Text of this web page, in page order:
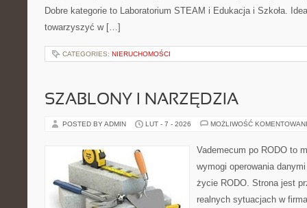
Dobre kategorie to Laboratorium STEAM i Edukacja i Szkoła.
towarzyszyć w […]
CATEGORIES: NIERUCHOMOŚCI
SZABLONY I NARZĘDZIA
POSTED BY ADMIN LUT - 7 - 2026 MOŻLIWOŚĆ
Vademecum po RODO to
wymogi operowania
życie RODO. Strona jest
realnych sytuacjach w